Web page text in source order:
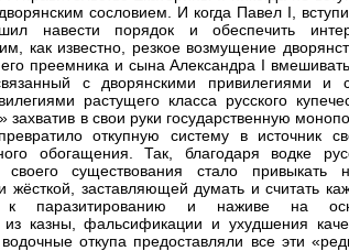
сословием. И когда Павел I,
навести порядок и обеспечить
как известно, резкое возмущение
преемника и сына Александра I
с дворянскими привилегиями и
растущего класса русского
захватив в свои руки государственную
откупную систему в источник
обогащения. Так, благодаря водке
своего существования стало привыкать
жёсткой, заставляющей думать и считать
к паразитированию и наживе на
из казны, фальсификации и ухудшения
откупа предоставляли все эти